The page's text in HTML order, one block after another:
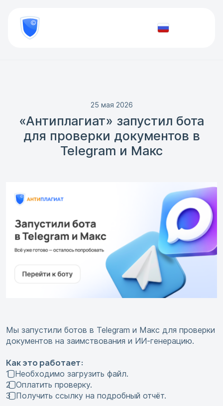
800
777-
81-Проверить
25 мая 2026
«Антиплагиат» запустил бота
для проверки документов в
Telegram и Mакс
Мы запустили ботов в Telegram и Макс для проверки
документов на заимствования и ИИ-генерацию.
Как это работает:
1️⃣ Необходимо загрузить файл.
2️⃣ Оплатить проверку.
3️⃣ Получить ссылку на подробный отчёт.